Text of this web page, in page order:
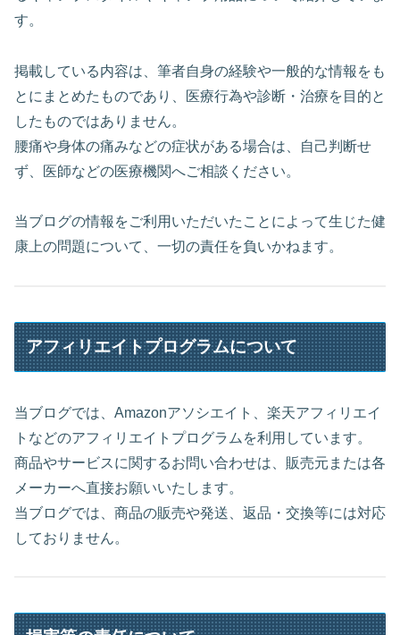
す。
掲載している内容は、筆者自身の経験や一般的な情報をも
とにまとめたものであり、医療行為や診断・治療を目的と
したものではありません。
腰痛や身体の痛みなどの症状がある場合は、自己判断せ
ず、医師などの医療機関へご相談ください。
当ブログの情報をご利用いただいたことによって生じた健
康上の問題について、一切の責任を負いかねます。
アフィリエイトプログラムについて
当ブログでは、Amazonアソシエイト、楽天アフィリエイ
トなどのアフィリエイトプログラムを利用しています。
商品やサービスに関するお問い合わせは、販売元または各
メーカーへ直接お願いいたします。
当ブログでは、商品の販売や発送、返品・交換等には対応
しておりません。